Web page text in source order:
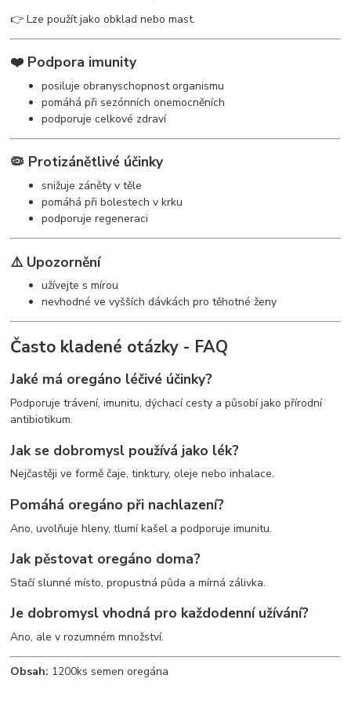
👉 Lze použít jako obklad nebo mast.
❤️ Podpora imunity
posiluje obranyschopnost organismu
pomáhá při sezónních onemocněních
podporuje celkové zdraví
🦠 Protizánětlivé účinky
snižuje záněty v těle
pomáhá při bolestech v krku
podporuje regeneraci
⚠️ Upozornění
užívejte s mírou
nevhodné ve vyšších dávkách pro těhotné ženy
Často kladené otázky - FAQ
Jaké má oregáno léčivé účinky?
Podporuje trávení, imunitu, dýchací cesty a působí jako přírodní
antibiotikum.
Jak se dobromysl používá jako lék?
Nejčastěji ve formě čaje, tinktury, oleje nebo inhalace.
Pomáhá oregáno při nachlazení?
Ano, uvolňuje hleny, tlumí kašel a podporuje imunitu.
Jak pěstovat oregáno doma?
Stačí slunné místo, propustná půda a mírná zálivka.
Je dobromysl vhodná pro každodenní užívání?
Ano, ale v rozumném množství.
Obsah: 1200ks semen oregána